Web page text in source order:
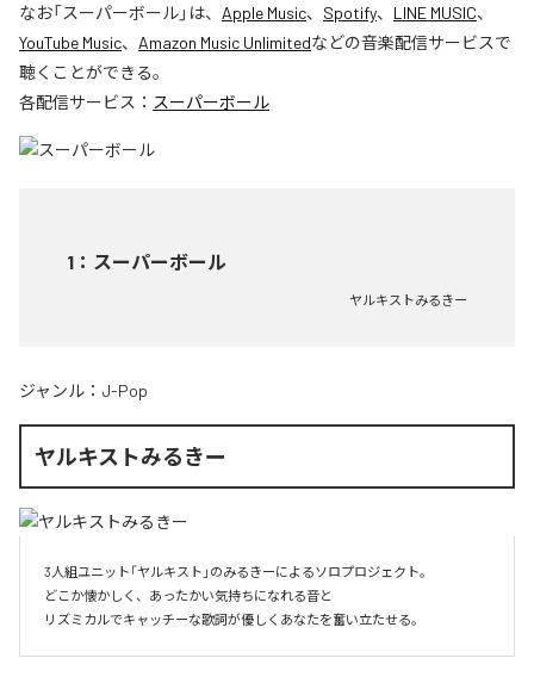
なお「スーパーボール」は、 Apple Music、 Spotify、 LINE MUSIC、
YouTube Music、 Amazon Music Unlimitedなどの音楽配信サービスで
聴くことができる。
各配信サービス： スーパーボール
1 ： スーパーボール
ヤルキストみるきー
ジャンル： J-Pop
ヤルキストみるきー
3人組ユニット「ヤルキスト」のみるきーによるソロプロジェクト。
どこか懐かしく、あったかい気持ちになれる音と
リズミカルでキャッチーな歌詞が優しくあなたを奮い立たせる。